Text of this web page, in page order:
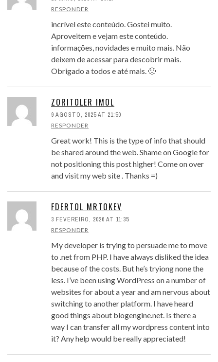
RESPONDER
incrível este conteúdo. Gostei muito.
Aproveitem e vejam este conteúdo.
informações, novidades e muito mais. Não
deixem de acessar para descobrir mais.
Obrigado a todos e até mais. 🙂
ZORITOLER IMOL
9 AGOSTO, 2025 AT 21:50
RESPONDER
Great work! This is the type of info that should
be shared around the web. Shame on Google for
not positioning this post higher! Come on over
and visit my web site . Thanks =)
FDERTOL MRTOKEV
3 FEVEREIRO, 2026 AT 11:35
RESPONDER
My developer is trying to persuade me to move
to .net from PHP. I have always disliked the idea
because of the costs. But he’s tryiong none the
less. I’ve been using WordPress on a number of
websites for about a year and am nervous about
switching to another platform. I have heard
good things about blogengine.net. Is there a
way I can transfer all my wordpress content into
it? Any help would be really appreciated!